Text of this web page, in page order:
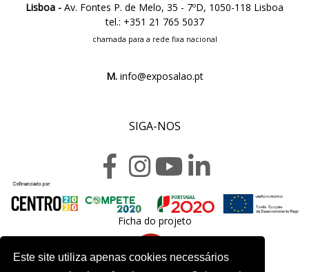
Este site utiliza apenas cookies necessários
Lisboa - Av. Fontes P. de Melo, 35 - 7ºD, 1050-118 Lisboa
tel.: +351 21 765 5037
chamada para a rede fixa nacional
M.info@exposalao.pt
SIGA-NOS
Ficha do projeto